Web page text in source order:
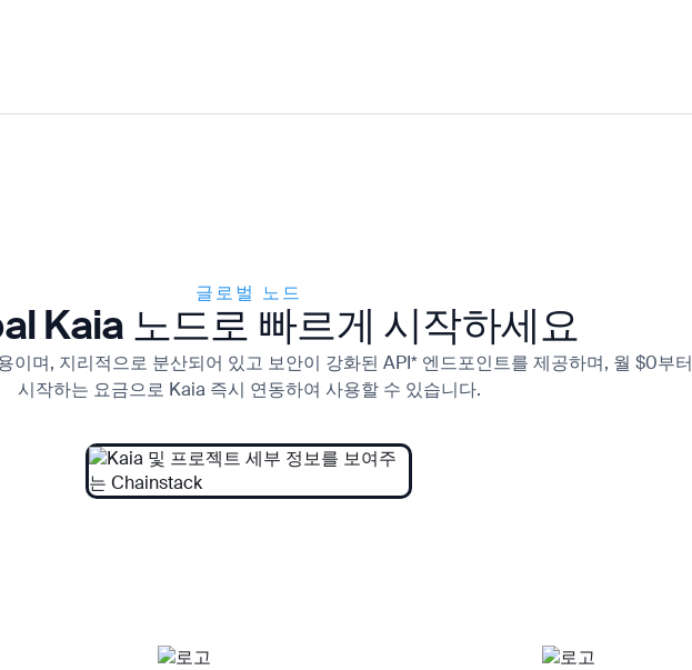
글로벌 노드
Kaia 노드로 빠르게 시작하세요
이며, 지리적으로 분산되어 있고 보안이 강화된 API* 엔드포인트를 제공하며, 월 $0부터
시작하는 요금으로 Kaia 즉시 연동하여 사용할 수 있습니다.